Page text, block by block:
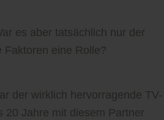
es aber tatsächlich nur der
Faktoren eine Rolle?
der wirklich hervorragende TV-
20 Jahre mit diesem Partner